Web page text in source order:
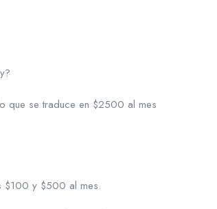
que se traduce en $2500 al mes
$100 y $500 al mes.